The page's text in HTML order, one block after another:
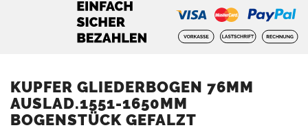
KUPFER GLIEDERBOGEN 76MM
AUSLAD.1551-1650MM
BOGENSTÜCK GEFALZT